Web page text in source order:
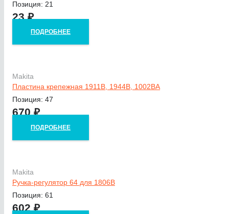
Позиция: 21
23₽
ПОДРОБНЕЕ
Makita
Пластина крепежная 1911В, 1944B, 1002BA
Позиция: 47
670₽
ПОДРОБНЕЕ
Makita
Ручка-регулятор 64 для 1806B
Позиция: 61
602₽